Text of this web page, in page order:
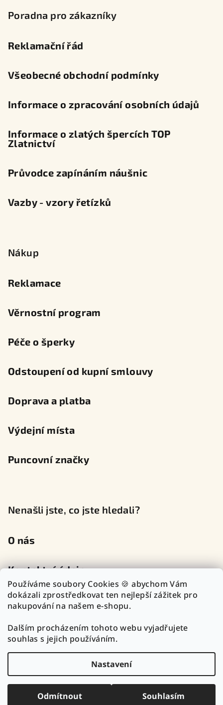
Používáme soubory Cookies 🍪 abychom Vám
dokázali zprostředkovat ten nejlepší zážitek pro
nakupování na našem e-shopu.
Dalším procházením tohoto webu vyjadřujete
souhlas s jejich používáním.
Nastavení
Odmítnout Souhlasím
Poradna pro zákazníky
Reklamační řád
Všeobecné obchodní podmínky
Informace o zpracování osobních údajů
Informace o zlatých špercích TOP
Zlatnictví
Průvodce zapínáním náušnic
Vazby - vzory řetízků
Nákup
Reklamace
Věrnostní program
Péče o šperky
Odstoupení od kupní smlouvy
Doprava a platba
Výdejní místa
Puncovní značky
Nenašli jste, co jste hledali?
O nás
Kontaktní údaje
Copyright 2026TOP Zlatnictví Outlet. Všechna práva
vyhrazena.Upravit nastavení cookies